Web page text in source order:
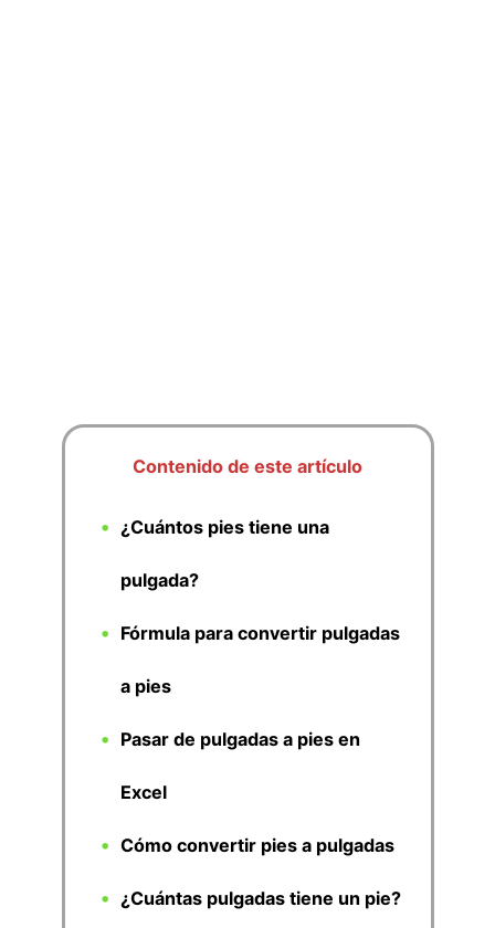
Contenido de este artículo
¿Cuántos pies tiene una
pulgada?
Fórmula para convertir pulgadas
a pies
Pasar de pulgadas a pies en
Excel
Cómo convertir pies a pulgadas
¿Cuántas pulgadas tiene un pie?